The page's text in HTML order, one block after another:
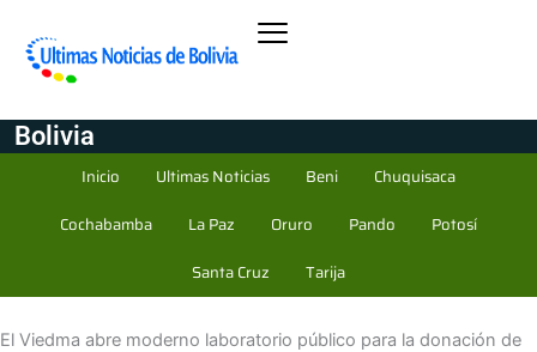
Bolivia
Inicio Ultimas Noticias Beni
Chuquisaca
Cochabamba
La Paz Oruro Pando
Potosí
Santa Cruz
Tarija
El Viedma abre moderno laboratorio público para la donación de